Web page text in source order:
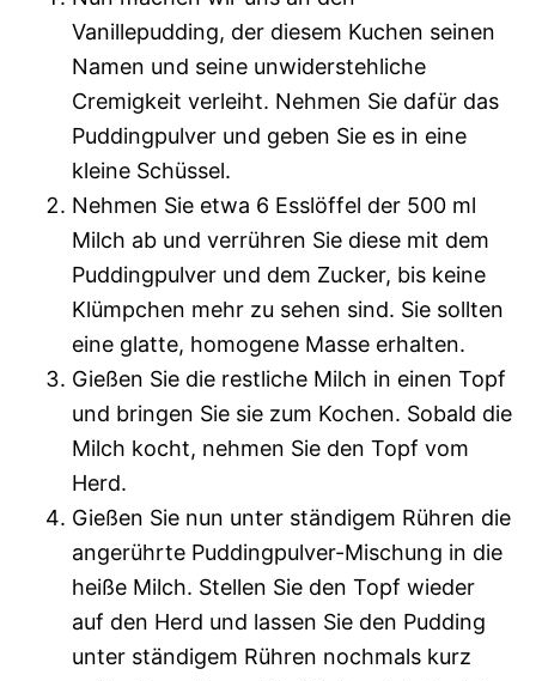
Vanillepudding, der diesem Kuchen seinen
Namen und seine unwiderstehliche
Cremigkeit verleiht. Nehmen Sie dafür das
Puddingpulver und geben Sie es in eine
kleine Schüssel.
Nehmen Sie etwa 6 Esslöffel der 500 ml
Milch ab und verrühren Sie diese mit dem
Puddingpulver und dem Zucker, bis keine
Klümpchen mehr zu sehen sind. Sie sollten
eine glatte, homogene Masse erhalten.
Gießen Sie die restliche Milch in einen Topf
und bringen Sie sie zum Kochen. Sobald die
Milch kocht, nehmen Sie den Topf vom
Herd.
Gießen Sie nun unter ständigem Rühren die
angerührte Puddingpulver-Mischung in die
heiße Milch. Stellen Sie den Topf wieder
auf den Herd und lassen Sie den Pudding
unter ständigem Rühren nochmals kurz